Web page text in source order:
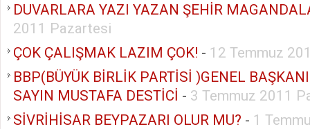
DUVARLARA YAZI YAZAN ŞEHİR
2011 Pazartesi
ÇOK ÇALIŞMAK LAZIM ÇOK! - 12 Temmuz
BBP(BÜYÜK BİRLİK PARTİSİ )GENEL
SAYIN MUSTAFA DESTİCİ - 3 Temmuz 2011
SİVRİHİSAR BEYPAZARI OLUR MU? - 1